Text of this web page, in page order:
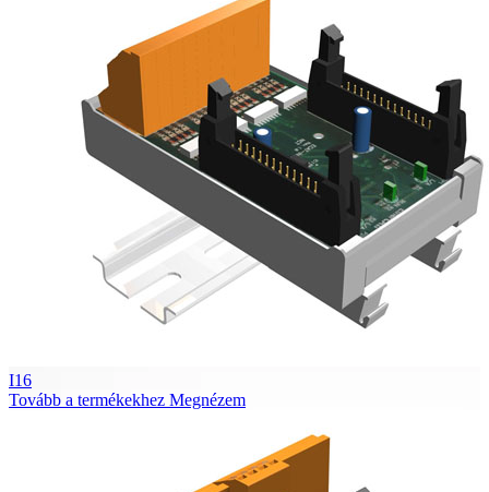
I16
Tovább a termékekhez Megnézem